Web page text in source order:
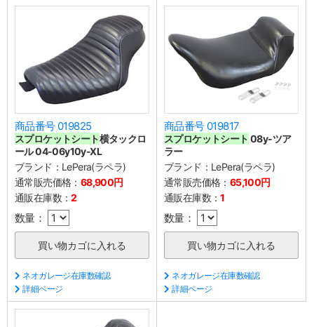
商品番号 019825
スプロケットシート横タックロ
ール 04-06y10y-XL
ブランド： LePera(ラペラ)
通常販売価格： 68,900円
通販在庫数：2
数量：
ネオガレージ在庫数確認
詳細ページ
商品番号 019817
スプロケットシート 08y-ツア
ラー
ブランド： LePera(ラペラ)
通常販売価格： 65,100円
通販在庫数：1
数量：
ネオガレージ在庫数確認
詳細ページ